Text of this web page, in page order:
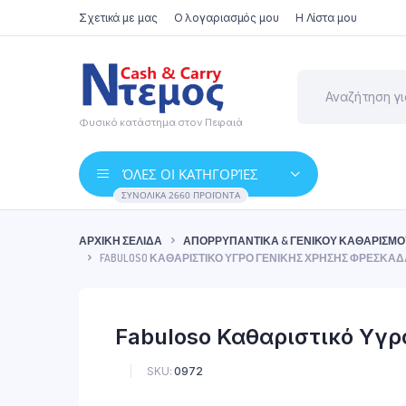
Σχετικά με μας Ο λογαριασμός μου Η Λίστα μου
Φυσικό κατάστημα στον Πειραιά
ΌΛΕΣ ΟΙ ΚΑΤΗΓΟΡΊΕΣ
ΣΥΝΟΛΙΚΆ 2660 ΠΡΟΪΌΝΤΑ
ΑΡΧΙΚΉ ΣΕΛΊΔΑ
ΑΠΟΡΡΥΠΑΝΤΙΚΆ & ΓΕΝΙΚΟΎ
FABULOSO ΚΑΘΑΡΙΣΤΙΚΌ ΥΓΡΌ ΓΕΝΙΚΉΣ ΧΡΉΣΗΣ
Fabuloso Καθαριστικό
SKU: 0972